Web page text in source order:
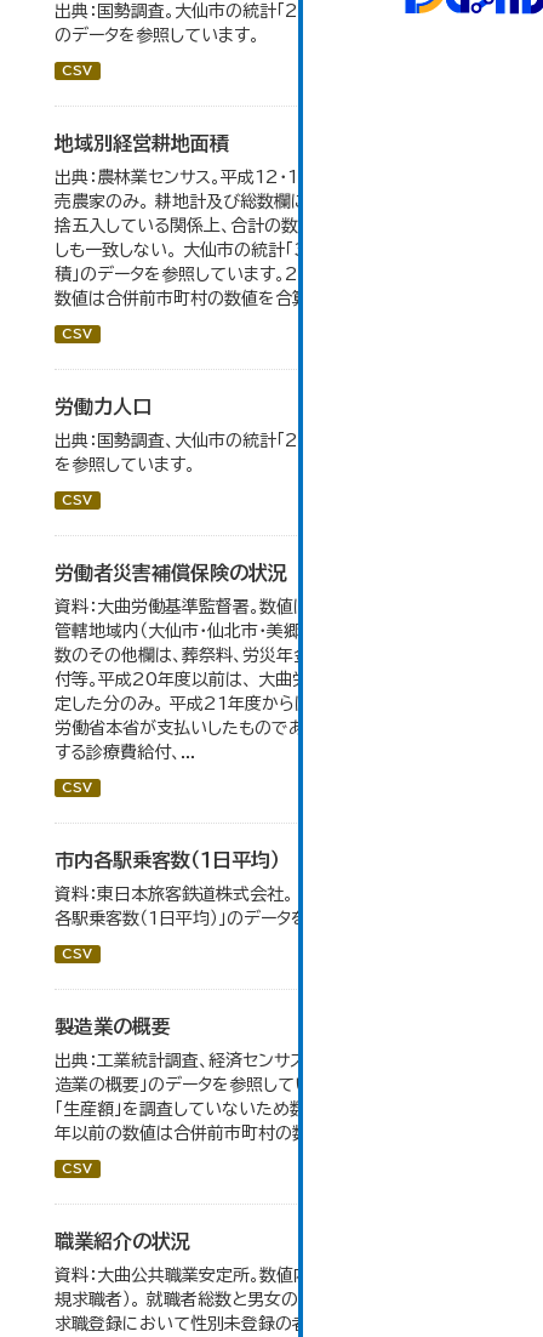
出典：国勢調査。大仙市の統計「2-3 人口集中地区の推移」
のデータを参照しています。
CSV
地域別経営耕地面積
出典：農林業センサス。平成12・17・22・27年数値は、販
売農家のみ。 耕地計及び総数欄については、1ha未満を四
捨五入している関係上、合計の数値と内訳の加算値は必ず
しも一致しない。 大仙市の統計「3-5 地域別経営耕地面
積」のデータを参照しています。2005年以前の「市内全域」
数値は合併前市町村の数値を合算したものです。
CSV
労働力人口
出典：国勢調査、大仙市の統計「2-6 労働力人口」のデータ
を参照しています。
CSV
労働者災害補償保険の状況
資料：大曲労働基準監督署。数値は大曲労働基準監督署の
管轄地域内（大仙市・仙北市・美郷町）の合計。 保険給付件
数のその他欄は、葬祭料、労災年金受給者への介護補償給
付等。平成20年度以前は、 大曲労働基準監督署が支給決
定した分のみ。 平成21年度からは、業務集中化により厚生
労働省本省が支払いしたものであり、指定医療機関等に対
する診療費給付、...
CSV
市内各駅乗客数（１日平均）
資料：東日本旅客鉄道株式会社。 大仙市の統計「8-2 市内
各駅乗客数（1日平均）」のデータを参照しています。
CSV
製造業の概要
出典：工業統計調査、経済センサス。 大仙市の統計「5-7 製
造業の概要」のデータを参照しています。 2007年以前は
「生産額」を調査していないため数値はありません。 2004
年以前の数値は合併前市町村の数値を合算したものです。
CSV
職業紹介の状況
資料：大曲公共職業安定所。数値内の就職率は（就職者/新
規求職者）。 就職者総数と男女の合計が一致しないのは、
求職登録において性別未登録の者も含まれるため。 大仙